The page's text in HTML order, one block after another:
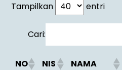
Tampilkan entri
Cari:
NO NIS NAMA